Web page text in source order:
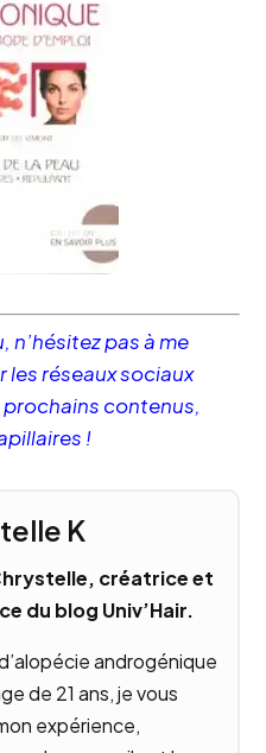
n’hésitez pas à me
les réseaux sociaux
prochains contenus,
!
K
créatrice et
du blog Univ’Hair.
androgénique
de 21 ans, je vous
expérience,